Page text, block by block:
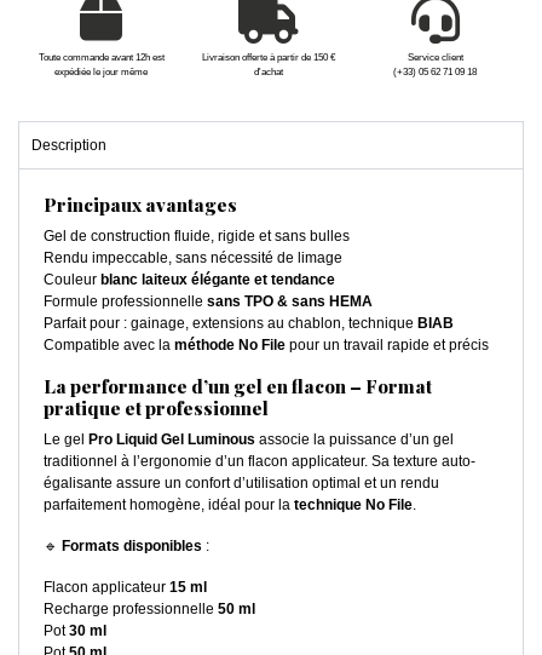
Toute commande avant 12h est
expédiée le jour même
Livraison offerte à partir de 150 €
d'achat
Service client
(+33) 05 62 71 09 18
Description
Principaux avantages
Gel de construction fluide, rigide et sans bulles
Rendu impeccable, sans nécessité de limage
Couleur blanc laiteux élégante et tendance
Formule professionnelle sans TPO & sans HEMA
Parfait pour : gainage, extensions au chablon, technique BIAB
Compatible avec la méthode No File pour un travail rapide et précis
La performance d’un gel en flacon – Format
pratique et professionnel
Le gel Pro Liquid Gel Luminous associe la puissance d’un gel
traditionnel à l’ergonomie d’un flacon applicateur. Sa texture auto-
égalisante assure un confort d’utilisation optimal et un rendu
parfaitement homogène, idéal pour la technique No File.
🔹 Formats disponibles :
Flacon applicateur 15 ml
Recharge professionnelle 50 ml
Pot30 ml